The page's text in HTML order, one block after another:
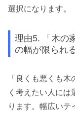
選択になります。
理由5. 「木の
の幅が限られ
「良くも悪くも
く考えたい人に
ります。幅広いテ